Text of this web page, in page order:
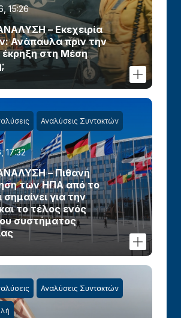
15:26
– Εκεχειρία
Ανάπαυλα πριν την
έκρηξη στη Μέση
Αναλύσεις Συντακτών
17:32
– Πιθανή
των ΗΠΑ από το
για την
το τέλος ενός
συστήματος
Αναλύσεις Συντακτών